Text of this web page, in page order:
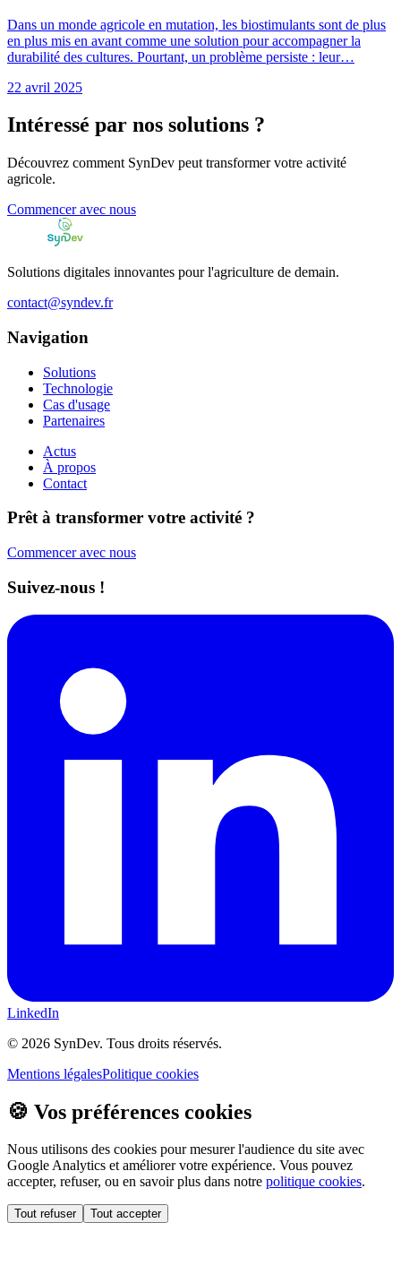
Dans un monde agricole en mutation, les biostimulants sont de plus
en plus mis en avant comme une solution pour accompagner la
durabilité des cultures. Pourtant, un problème persiste : leur…
22 avril 2025
Intéressé par nos solutions ?
Découvrez comment SynDev peut transformer votre activité
agricole.
Commencer avec nous
Solutions digitales innovantes pour l'agriculture de demain.
contact@syndev.fr
Navigation
Solutions
Technologie
Cas d'usage
Partenaires
Actus
À propos
Contact
Prêt à transformer votre activité ?
Commencer avec nous
Suivez-nous !
LinkedIn
© 2026 SynDev. Tous droits réservés.
Mentions légalesPolitique cookies
🍪 Vos préférences cookies
Nous utilisons des cookies pour mesurer l'audience du site avec
Google Analytics et améliorer votre expérience. Vous pouvez
accepter, refuser, ou en savoir plus dans notre politique cookies.
Tout refuser Tout accepter